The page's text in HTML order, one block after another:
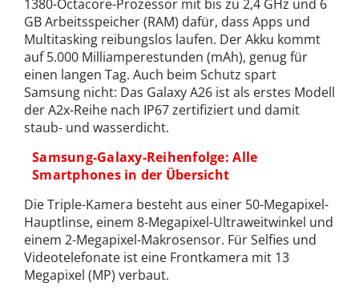
1380-Octacore-Prozessor mit bis zu 2,4 GHz und 6
GB Arbeitsspeicher (RAM) dafür, dass Apps und
Multitasking reibungslos laufen. Der Akku kommt
auf 5.000 Milliamperestunden (mAh), genug für
einen langen Tag. Auch beim Schutz spart
Samsung nicht: Das Galaxy A26 ist als erstes Modell
der A2x-Reihe nach IP67 zertifiziert und damit
staub- und wasserdicht.
Samsung-Galaxy-Reihenfolge: Alle
Smartphones in der Übersicht
Die Triple-Kamera besteht aus einer 50-Megapixel-
Hauptlinse, einem 8-Megapixel-Ultraweitwinkel und
einem 2-Megapixel-Makrosensor. Für Selfies und
Videotelefonate ist eine Frontkamera mit 13
Megapixel (MP) verbaut.